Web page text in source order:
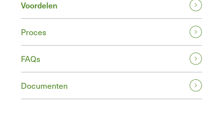
Voordelen
Proces
FAQs
Documenten